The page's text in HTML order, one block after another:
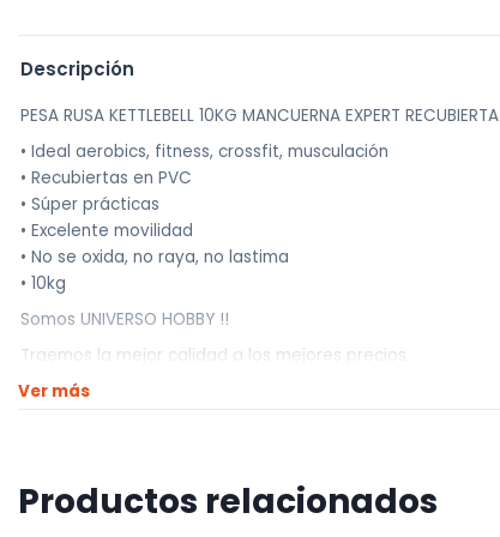
Descripción
PESA RUSA KETTLEBELL 10KG MANCUERNA EXPERT RECUBIERTA
• Ideal aerobics, fitness, crossfit, musculación
• Recubiertas en PVC
• Súper prácticas
• Excelente movilidad
• No se oxida, no raya, no lastima
• 10kg
Somos UNIVERSO HOBBY !!
Traemos la mejor calidad a los mejores precios.
————————————
Envíos Flex en el día.
Ver más
Productos relacionados